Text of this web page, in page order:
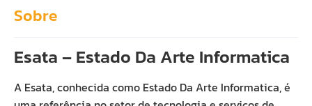
Sobre
Esata – Estado Da Arte Informatica
A Esata, conhecida como Estado Da Arte Informatica, é